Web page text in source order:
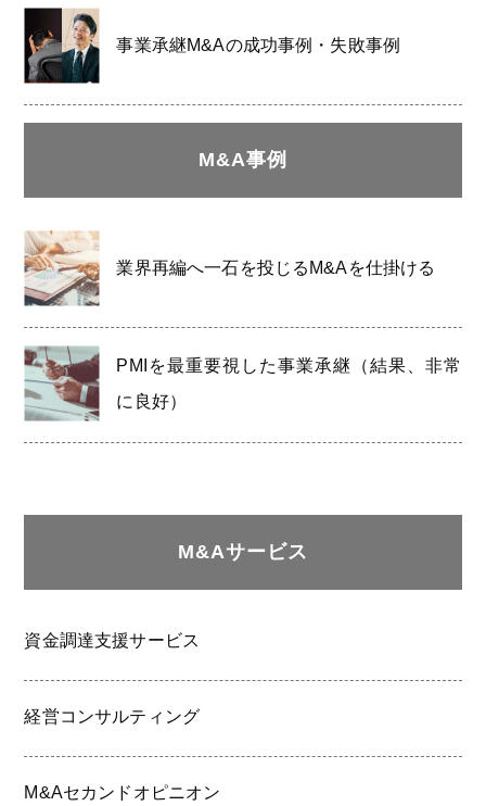
事業承継M&Aの成功事例・失敗事例
M&A事例
業界再編へ一石を投じるM&Aを仕掛ける
PMIを最重要視した事業承継（結果、非常
に良好）
M&Aサービス
資金調達支援サービス
経営コンサルティング
M&Aセカンドオピニオン